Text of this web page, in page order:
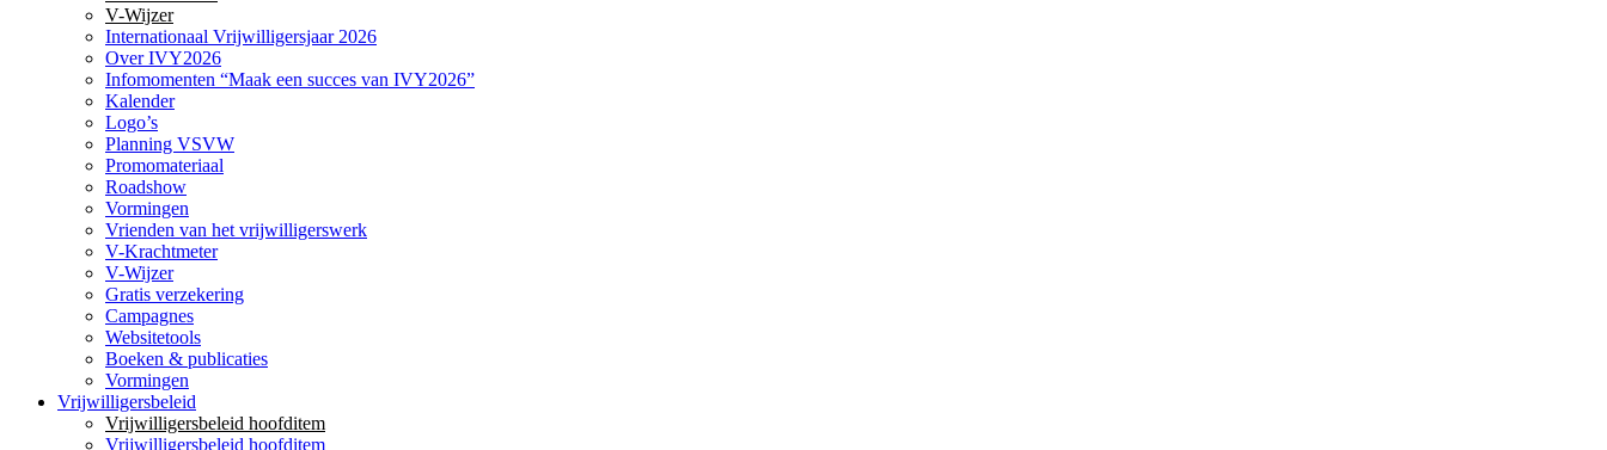
V-Wijzer
Internationaal Vrijwilligersjaar 2026
Over IVY2026
Infomomenten “Maak een succes van IVY2026”
Kalender
Logo’s
Planning VSVW
Promomateriaal
Roadshow
Vormingen
Vrienden van het vrijwilligerswerk
V-Krachtmeter
V-Wijzer
Gratis verzekering
Campagnes
Websitetools
Boeken & publicaties
Vormingen
Vrijwilligersbeleid
Vrijwilligersbeleid hoofditem
Vrijwilligersbeleid hoofditem